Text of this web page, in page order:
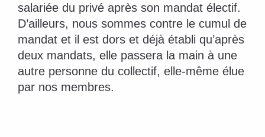
salariée du privé après son mandat électif.
D’ailleurs, nous sommes contre le cumul de
mandat et il est dors et déjà établi qu’après
deux mandats, elle passera la main à une
autre personne du collectif, elle-même élue
par nos membres.